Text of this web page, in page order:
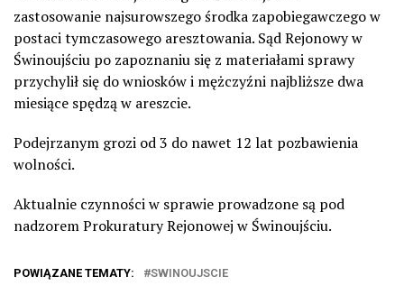
zastosowanie najsurowszego środka zapobiegawczego w
postaci tymczasowego aresztowania. Sąd Rejonowy w
Świnoujściu po zapoznaniu się z materiałami sprawy
przychylił się do wniosków i mężczyźni najbliższe dwa
miesiące spędzą w areszcie.
Podejrzanym grozi od 3 do nawet 12 lat pozbawienia
wolności.
Aktualnie czynności w sprawie prowadzone są pod
nadzorem Prokuratury Rejonowej w Świnoujściu.
POWIĄZANE TEMATY: SWINOUJSCIE